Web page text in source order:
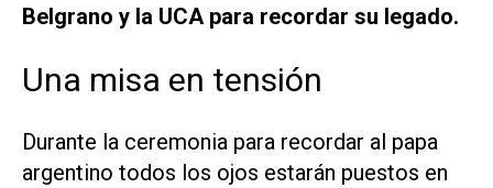
Belgrano y la UCA para recordar su legado.
Una misa en tensión
Durante la ceremonia para recordar al papa
argentino todos los ojos estarán puestos en